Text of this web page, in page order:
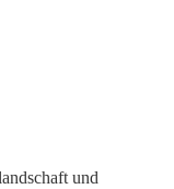
und